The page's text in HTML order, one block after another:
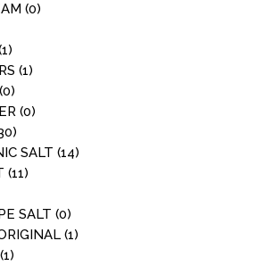
(0)
(1)
(0)
(0)
SALT (14)
(11)
SALT (0)
(1)
(1)